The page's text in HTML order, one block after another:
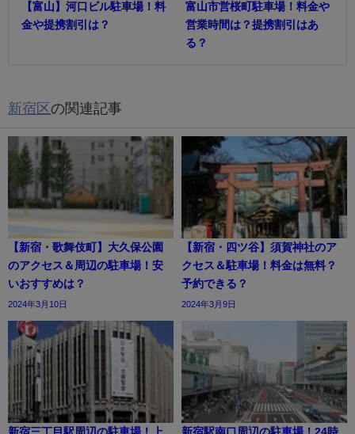
【富山】河口ビル駐車場！料
金や提携割引は？
富山市営桜町駐車場！料金や
営業時間は？提携割引はあ
る？
新宿区の関連記事
【新宿・歌舞伎町】大久保公園
のアクセス＆周辺の駐車場！安
いおすすめは？
2024年3月10日
【新宿・四ツ谷】須賀神社のア
クセス＆駐車場！料金は無料？
予約できる？
2024年3月9日